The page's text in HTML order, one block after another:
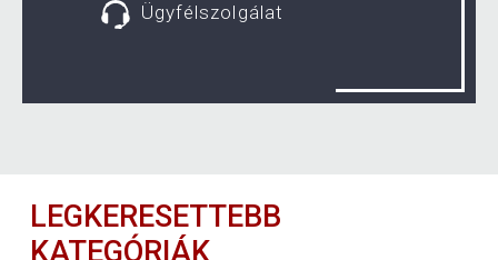
Ügyfélszolgálat
LEGKERESETTEBB
KATEGÓRIÁK